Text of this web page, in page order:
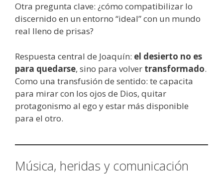
Otra pregunta clave: ¿cómo compatibilizar lo
discernido en un entorno “ideal” con un mundo
real lleno de prisas?
Respuesta central de Joaquín: el desierto no es
para quedarse, sino para volver transformado.
Como una transfusión de sentido: te capacita
para mirar con los ojos de Dios, quitar
protagonismo al ego y estar más disponible
para el otro.
Música, heridas y comunicación